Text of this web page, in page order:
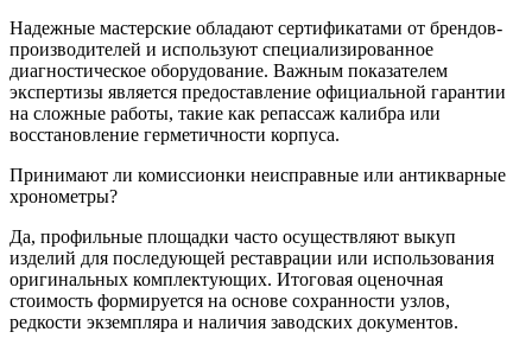
Надежные мастерские обладают сертификатами от брендов-
производителей и используют специализированное
диагностическое оборудование. Важным показателем
экспертизы является предоставление официальной гарантии
на сложные работы, такие как репассаж калибра или
восстановление герметичности корпуса.
Принимают ли комиссионки неисправные или антикварные
хронометры?
Да, профильные площадки часто осуществляют выкуп
изделий для последующей реставрации или использования
оригинальных комплектующих. Итоговая оценочная
стоимость формируется на основе сохранности узлов,
редкости экземпляра и наличия заводских документов.